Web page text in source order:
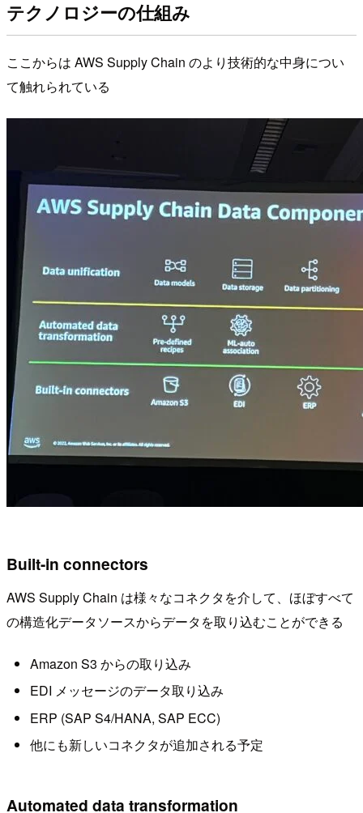
テクノロジーの仕組み
ここからは AWS Supply Chain のより技術的な中身につい
て触れられている
Built-in connectors
AWS Supply Chain は様々なコネクタを介して、ほぼすべて
の構造化データソースからデータを取り込むことができる
Amazon S3 からの取り込み
EDI メッセージのデータ取り込み
ERP (SAP S4/HANA, SAP ECC)
他にも新しいコネクタが追加される予定
Automated data transformation